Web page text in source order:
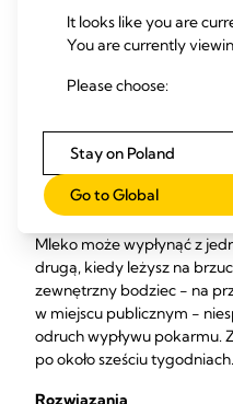
Problem 5:
mleko
Wycieki są bardzo
dniach karmienia, kiedy
Mleko może wypłynąć z
drugą, kiedy leżysz na
zewnętrzny bodziec − na
w miejscu publicznym −
odruch wypływu pokarmu.
po około sześciu tygodniach.
Rozwiązania
It looks like you are
You are currently
Please choose:
Stay on Poland
Go to Global